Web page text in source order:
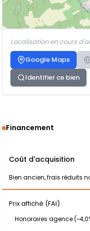
Localisation en cours
Google Maps
Identifier ce bien
Financement
Coût d'acquisition
Bien ancien, frais réduits
Prix affiché (FAI)
Honoraires agence